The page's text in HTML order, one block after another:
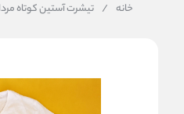
خانه / تیشرت آستین کوتاه